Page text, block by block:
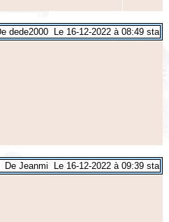
dede2000 Le 16-12-2022 à 08:49 sta
De Jeanmi Le 16-12-2022 à 09:39 sta